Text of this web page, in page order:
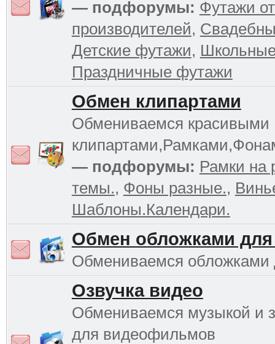
— подфорумы: Футажи от
производителей,
Детские футажи,
Праздничные футажи
Обмен клипартами
Обмениваемся красивыми
— подфорумы: Рамки на
темы., Фоны разные.,
Шаблоны.Календари.
Обмен обложками для
Обмениваемся обложками
Озвучка видео
Обмениваемся музыкой и
для видеофильмов